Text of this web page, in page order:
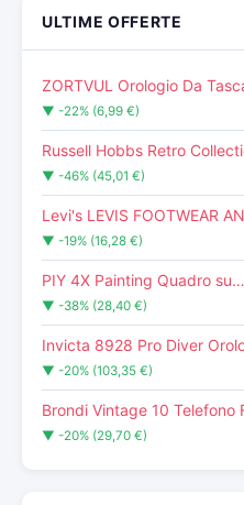
ULTIME OFFERTE
ZORTVUL Orologio Da
▼ -22% (6,99 €)
Russell Hobbs Retro
▼ -46% (45,01 €)
Levi's LEVIS FOOTWEAR
▼ -19% (16,28 €)
PIY 4X Painting Quadro su…
▼ -38% (28,40 €)
Invicta 8928 Pro Diver
▼ -20% (103,35 €)
Brondi Vintage 10 Telefono
▼ -20% (29,70 €)